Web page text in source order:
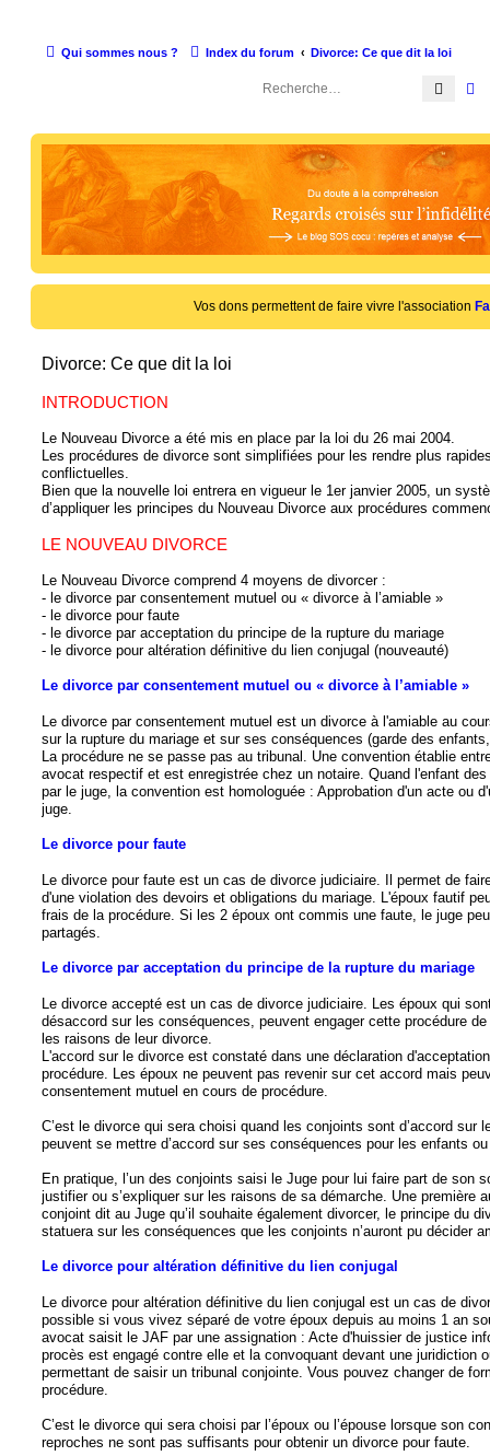
Qui sommes nous ? Index du forum Divorce: Ce que dit la loi
Vos dons permettent de faire vivre l'association
Divorce: Ce que dit la loi
INTRODUCTION
Le Nouveau Divorce a été mis en place par la loi du 26 mai 2004.
Les procédures de divorce sont simplifiées pour les rendre plus
conflictuelles.
Bien que la nouvelle loi entrera en vigueur le 1er janvier 2005, un
d’appliquer les principes du Nouveau Divorce aux procédures
LE NOUVEAU DIVORCE
Le Nouveau Divorce comprend 4 moyens de divorcer :
- le divorce par consentement mutuel ou « divorce à l’amiable »
- le divorce pour faute
- le divorce par acceptation du principe de la rupture du mariage
- le divorce pour altération définitive du lien conjugal (nouveauté)
Le divorce par consentement mutuel ou « divorce à l’amiable »
Le divorce par consentement mutuel est un divorce à l'amiable au
sur la rupture du mariage et sur ses conséquences (garde des
La procédure ne se passe pas au tribunal. Une convention établie
avocat respectif et est enregistrée chez un notaire. Quand l'enfant
par le juge, la convention est homologuée : Approbation d'un acte ou
juge.
Le divorce pour faute
Le divorce pour faute est un cas de divorce judiciaire. Il permet de
d'une violation des devoirs et obligations du mariage. L'époux fautif
frais de la procédure. Si les 2 époux ont commis une faute, le juge
partagés.
Le divorce par acceptation du principe de la rupture du mariage
Le divorce accepté est un cas de divorce judiciaire. Les époux qui
désaccord sur les conséquences, peuvent engager cette procédure
les raisons de leur divorce.
L'accord sur le divorce est constaté dans une déclaration
procédure. Les époux ne peuvent pas revenir sur cet accord mais
consentement mutuel en cours de procédure.
C’est le divorce qui sera choisi quand les conjoints sont d’accord sur
peuvent se mettre d’accord sur ses conséquences pour les enfants
En pratique, l’un des conjoints saisi le Juge pour lui faire part de son
justifier ou s’expliquer sur les raisons de sa démarche. Une première
conjoint dit au Juge qu’il souhaite également divorcer, le principe du
statuera sur les conséquences que les conjoints n’auront pu décider
Le divorce pour altération définitive du lien conjugal
Le divorce pour altération définitive du lien conjugal est un cas de
possible si vous vivez séparé de votre époux depuis au moins 1 an
avocat saisit le JAF par une assignation : Acte d'huissier de justice
procès est engagé contre elle et la convoquant devant une juridiction
permettant de saisir un tribunal conjointe. Vous pouvez changer de
procédure.
C’est le divorce qui sera choisi par l’époux ou l’épouse lorsque son
reproches ne sont pas suffisants pour obtenir un divorce pour faute.